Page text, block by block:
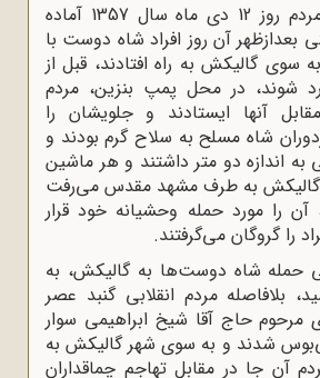
به همین علت مردم روز 12 دی ماه سال 1357 آماده
بعدازظهر آن روز افراد شاه دوست با
سوی گالیکش به راه افتادند، قبل از
شوند، در محل پمپ بنزین، مردم
آنها ایستادند و جلویشان را
شاه مسلح به سلاح گرم بودند و
اندازه دو متر داشتند و هر ماشین
گالیکش به طرف مشهد مقدس می‌رفت
را مورد حمله وحشیانه خود قرار
را گروگان می‌گرفتند.
حمله شاه دوست‌ها به گالیکش، به
بلافاصله مردم انقلابی گنبد عصر
مرحوم حاج آقا شیخ ابراهیمی سوار
شدند و به سوی شهر گالیکش به
آن جا در مقابل تهاجم چماقداران